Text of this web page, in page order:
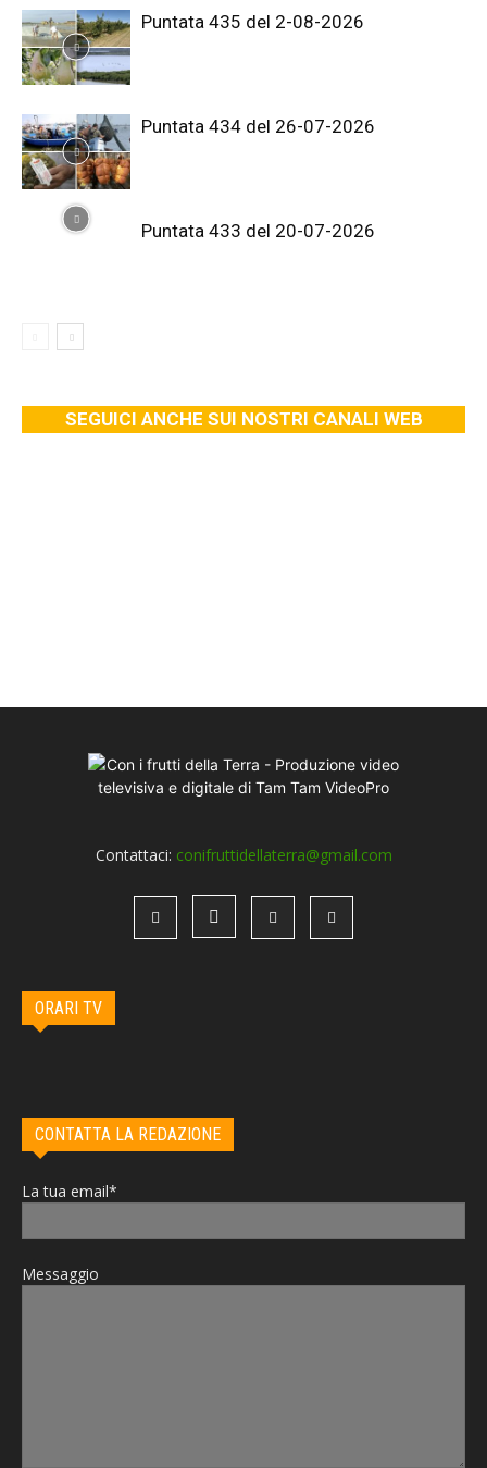
Puntata 435 del 2-08-2026
Puntata 434 del 26-07-2026
Puntata 433 del 20-07-2026
SEGUICI ANCHE SUI NOSTRI CANALI WEB
Contattaci: conifruttidellaterra@gmail.com
ORARI TV
CONTATTA LA REDAZIONE
La tua email*
Messaggio